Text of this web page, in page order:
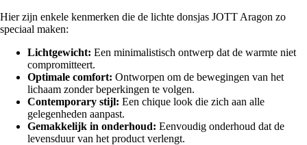
Hier zijn enkele kenmerken die de lichte donsjas JOTT Aragon zo
speciaal maken:
Lichtgewicht: Een minimalistisch ontwerp dat de warmte niet
compromitteert.
Optimale comfort: Ontworpen om de bewegingen van het
lichaam zonder beperkingen te volgen.
Contemporary stijl: Een chique look die zich aan alle
gelegenheden aanpast.
Gemakkelijk in onderhoud: Eenvoudig onderhoud dat de
levensduur van het product verlengt.